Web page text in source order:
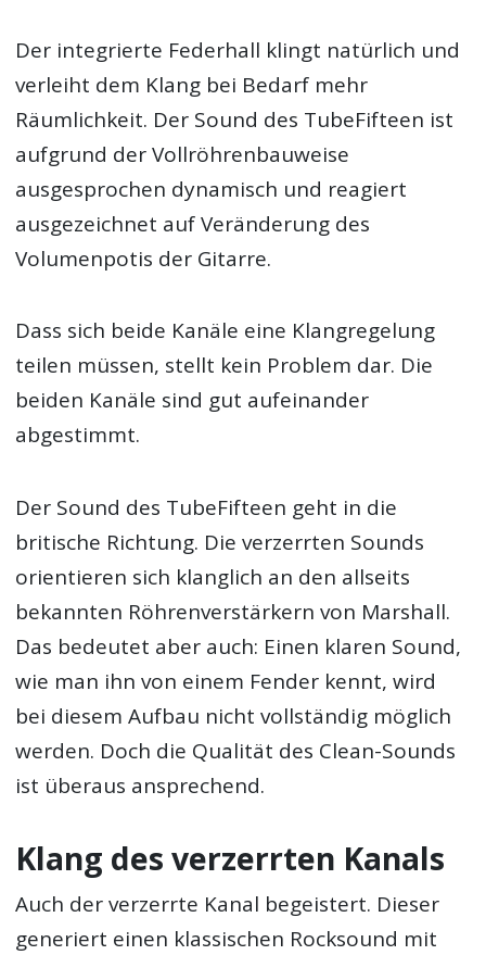
Der integrierte Federhall klingt natürlich und
verleiht dem Klang bei Bedarf mehr
Räumlichkeit. Der Sound des TubeFifteen ist
aufgrund der Vollröhrenbauweise
ausgesprochen dynamisch und reagiert
ausgezeichnet auf Veränderung des
Volumenpotis der Gitarre.
Dass sich beide Kanäle eine Klangregelung
teilen müssen, stellt kein Problem dar. Die
beiden Kanäle sind gut aufeinander
abgestimmt.
Der Sound des TubeFifteen geht in die
britische Richtung. Die verzerrten Sounds
orientieren sich klanglich an den allseits
bekannten Röhrenverstärkern von Marshall.
Das bedeutet aber auch: Einen klaren Sound,
wie man ihn von einem Fender kennt, wird
bei diesem Aufbau nicht vollständig möglich
werden. Doch die Qualität des Clean-Sounds
ist überaus ansprechend.
Klang des verzerrten Kanals
Auch der verzerrte Kanal begeistert. Dieser
generiert einen klassischen Rocksound mit